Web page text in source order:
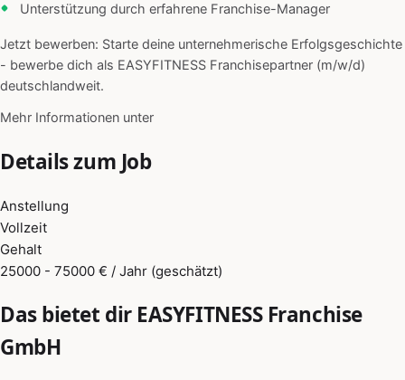
Unterstützung durch erfahrene Franchise-Manager
Jetzt bewerben: Starte deine unternehmerische Erfolgsgeschichte
- bewerbe dich als EASYFITNESS Franchisepartner (m/w/d)
deutschlandweit.
Mehr Informationen unter
Details zum Job
Anstellung
Vollzeit
Gehalt
25000 - 75000 € / Jahr (geschätzt)
Das bietet dir EASYFITNESS Franchise
GmbH